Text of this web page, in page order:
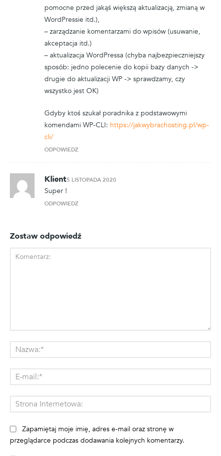
pomocne przed jakąś większą aktualizacją, zmianą w
WordPressie itd.),
– zarządzanie komentarzami do wpisów (usuwanie,
akceptacja itd.)
– aktualizacja WordPressa (chyba najbezpieczniejszy
sposób: jedno polecenie do kopii bazy danych ->
drugie do aktualizacji WP -> sprawdzamy, czy
wszystko jest OK)
Gdyby ktoś szukał poradnika z podstawowymi
komendami WP-CLI: https://jakwybrachosting.pl/wp-
cli/
ODPOWIEDZ
Klient5 LISTOPADA 2020
Super !
ODPOWIEDZ
Zostaw odpowiedź
Zapamiętaj moje imię, adres e-mail oraz stronę w
przeglądarce podczas dodawania kolejnych komentarzy.